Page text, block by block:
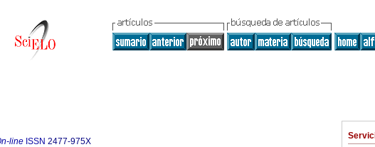
line ISSN 2477-975X